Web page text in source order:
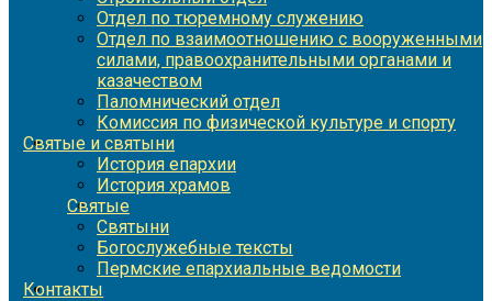
Отдел по тюремному служению
Отдел по взаимоотношению с вооруженными
силами, правоохранительными органами и
казачеством
Паломнический отдел
Комиссия по физической культуре и спорту
Святые и святыни
История епархии
История храмов
Святые
Святыни
Богослужебные тексты
Пермские епархиальные ведомости
Контакты